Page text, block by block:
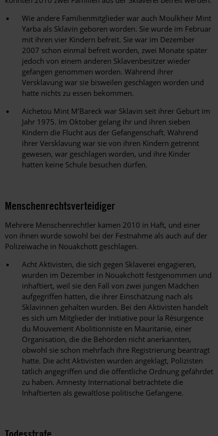
Wie andere Familienmitglieder war auch Moulkheir Mint
Yarba als Sklavin geboren worden. Sie wurde im Februar
mit ihren vier Kindern befreit. Sie war im Dezember
2007 schon einmal befreit worden, zwei Monate später
jedoch von einem anderen Sklavenbesitzer wieder
gefangen genommen worden. Während ihrer
Versklavung war sie bisweilen geschlagen worden und
hatte nichts zu essen bekommen.
Aichetou Mint M’Bareck war Sklavin seit ihrer Geburt im
Jahr 1975. Im Oktober gelang ihr und ihren sieben
Kindern die Flucht aus der Gefangenschaft. Während
ihrer Versklavung war sie von ihren Kindern getrennt
gewesen, war geschlagen worden, und ihre Kinder
hatten keine Schule besuchen dürfen.
Menschenrechtsverteidiger
Mehrere Menschenrechtler kamen 2010 in Haft, und einer
von ihnen wurde sowohl bei der Festnahme als auch auf der
Polizeiwache in Nouakchott geschlagen.
Acht Aktivisten, die sich gegen Sklaverei engagieren,
wurden im Dezember in Nouakchott festgenommen und
inhaftiert, weil sie den Fall von zwei jungen Mädchen
aufgegriffen hatten, die ihrer Einschätzung nach als
Sklavinnen gehalten wurden. Bei den Aktivisten handelt
es sich um Mitglieder der Initiative pour la Résurgence
du Mouvement Abolitionniste en Mauritanie, einer
Organisation, die die Behörden nicht anerkannten,
obwohl sie schon mehrfach ihre Registrierung beantragt
hatte. Die acht Aktivisten wurden angeklagt, Polizisten
tätlich angegriffen und die öffentliche Ordnung gefährdet
zu haben. Amnesty International betrachtete die
Inhaftierten als gewaltlose politische Gefangene.